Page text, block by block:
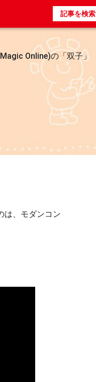
記事を検索
Online)の「双子」
は、モダンコン